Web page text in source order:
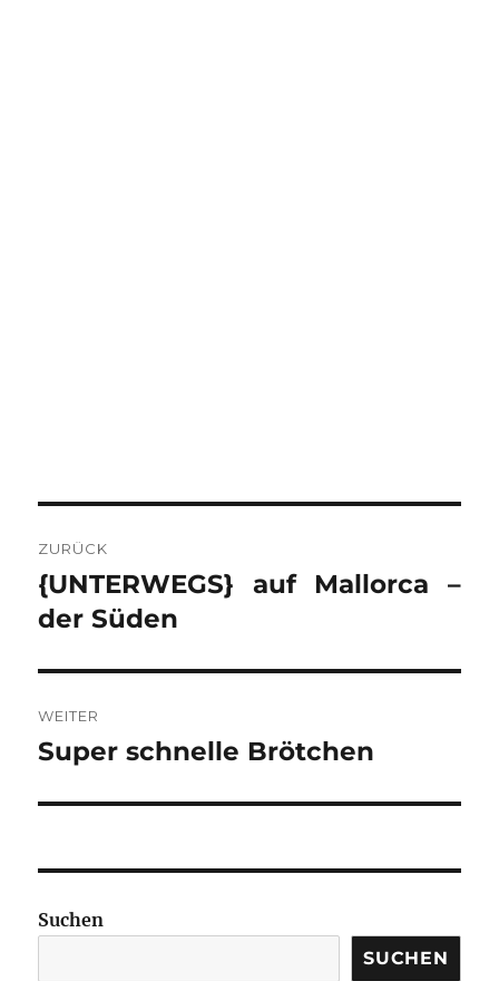
ZURÜCK
Vorheriger
Beitrag:
{UNTERWEGS} auf Mallorca –
der Süden
WEITER
Nächster
Super schnelle Brötchen
Suchen
SUCHEN